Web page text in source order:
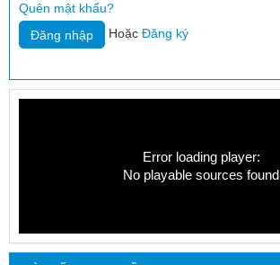
Quên mật khẩu?
Hoặc Đăng ký
Error loading player:
No playable sources found